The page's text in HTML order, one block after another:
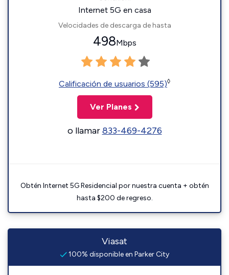
Internet 5G en casa
Velocidades de descarga de hasta
498Mbps
Calificación de usuarios (595)◊
Ver Planes
o llamar833-469-4276
Obtén Internet 5G Residencial por nuestra cuenta + obtén
hasta $200 de regreso.
Viasat
100% disponible en Parker City